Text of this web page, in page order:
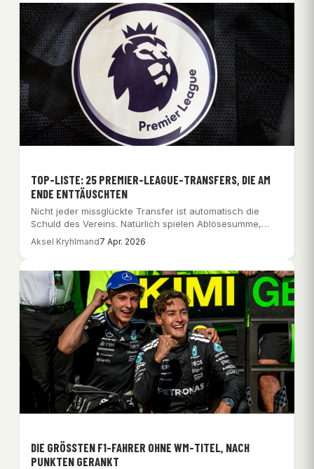
TOP-LISTE: 25 PREMIER-LEAGUE-TRANSFERS, DIE AM
ENDE ENTTÄUSCHTEN
Nicht jeder missglückte Transfer ist automatisch die
Schuld des Vereins. Natürlich spielen Ablösesumme,
Timing, Taktik…
Aksel Kryhlmand7 Apr. 2026
DIE GRÖSSTEN F1-FAHRER OHNE WM-TITEL, NACH P
UNKTEN GERANKT